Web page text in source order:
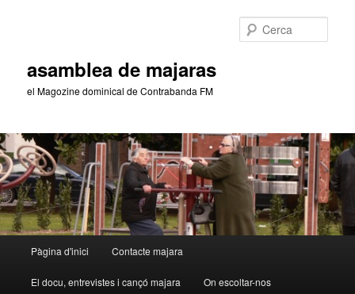
asamblea de majaras
el Magozine dominical de Contrabanda FM
principal
Pàgina d'inici Contacte majara
El docu, entrevistes i cançó majara On escoltar-nos